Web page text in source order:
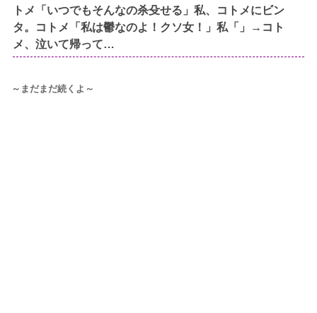
トメ「いつでもそんなの杀殳せる」私、コトメにビン
タ。コトメ「私は鬱なのよ！クソ女！」私「」→コト
メ、泣いて帰って…
～まだまだ続くよ～